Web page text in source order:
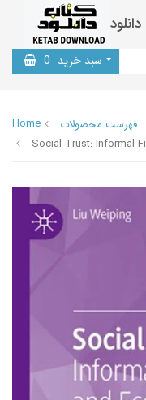
سبد خرید 0
Home
فهرست محصولات
Social Trust: Informal